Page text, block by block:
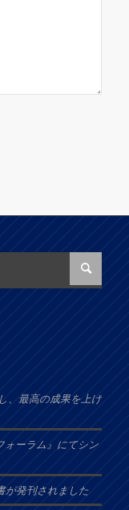
、最高の成果を上げ
ォーラム』にてシン
が発刊されました